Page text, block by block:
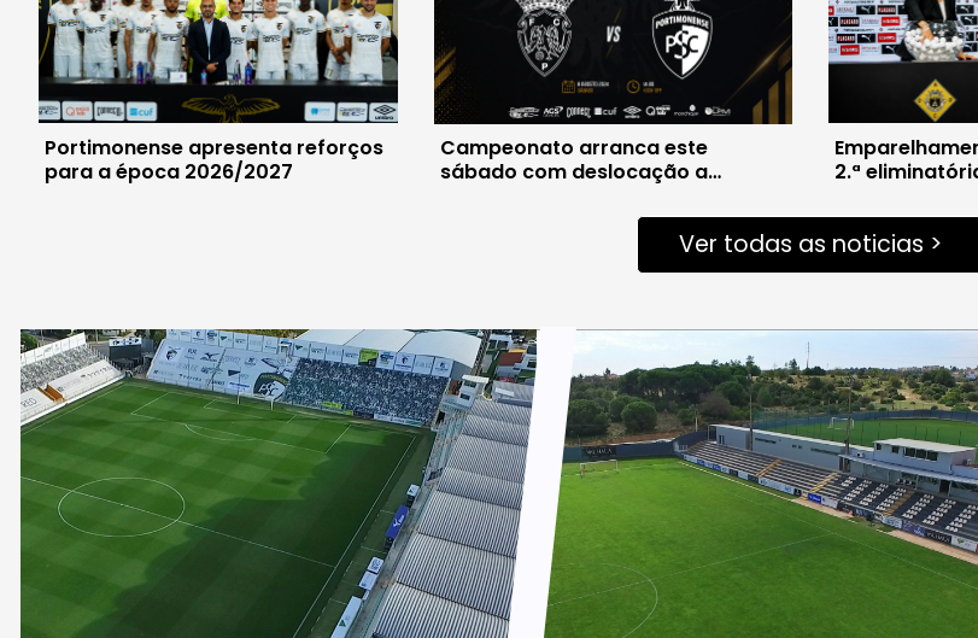
Portimonense apresenta reforços
para a época 2026/2027
Campeonato arranca este
sábado com deslocação a
2.ª
Ver todas as noticias >